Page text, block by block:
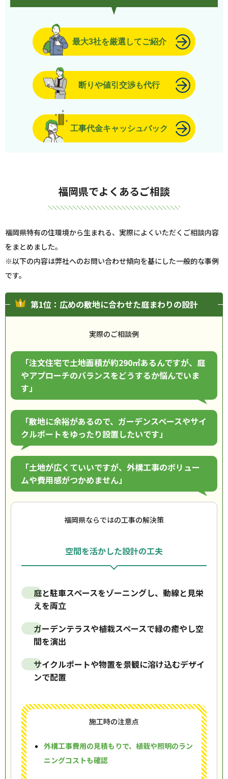
最大3社を厳選してご紹介
断りや値引交渉も代行
工事代金キャッシュバック
福岡県でよくあるご相談
福岡県特有の住環境から生まれる、実際によくいただくご相談内容
をまとめました。
※以下の内容は弊社へのお問い合わせ傾向を基にした一般的な事例
です。
第1位：広めの敷地に合わせた庭まわりの設計
実際のご相談例
「注文住宅で土地面積が約290㎡あるんですが、庭
やアプローチのバランスをどうするか悩んでいま
す」
「敷地に余裕があるので、ガーデンスペースやサイ
クルポートをゆったり設置したいです」
「土地が広くていいですが、外構工事のボリュー
ムや費用感がつかめません」
福岡県ならではの工事の解決策
空間を活かした設計の工夫
庭と駐車スペースをゾーニングし、動線と見栄
えを両立
ガーデンテラスや植栽スペースで緑の癒やし空
間を演出
サイクルポートや物置を景観に溶け込むデザイ
ンで配置
施工時の注意点
外構工事費用の見積もりで、植栽や照明のラン
ニングコストも確認